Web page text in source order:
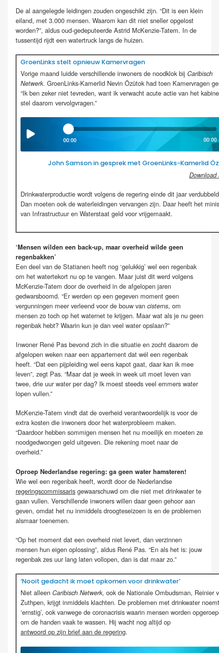
De al aangelegde leidingen zouden ongeschikt zijn. “Dit is een klein
eiland, met 3.000 mensen. Waarom kan dit niet sneller opgelost
worden?”, aldus oud-gedeputeerde Astrid McKenzie-Tatem. In de
tussentijd rijdt een watertruck langs de huizen.
GroenLinks stelt opnieuw Kamervragen
Vorige maand luidde verschillende inwoners de noodklok bij Caribisch
Netwerk. GroenLinks-Kamerlid Nevin Özütok had toen Kamervragen
“Ik ben zeker niet tevreden, want ik verwacht acute actie van het
stel daarom vervolgvragen.”
00:00 00:00
John Samson in gesprek met GroenLinks-Kamerlid
Download
Drinkwaterproductie wordt volgens de regering einde dit jaar
Dan moeten ook de waterleidingen vervangen zijn. Daar heeft het
van Infrastructuur en Waterstaat geld voor vrijgemaakt.
‘Mensen wilden een back-up, maar overheid wilde geen
regenbakken’
Een deel van de Statianen heeft nog ‘gelukkig’ wel een regenbak
om het watertekort nu op te vangen. Maar juist dit werd volgens
McKenzie-Tatem door de overheid in de afgelopen jaren
gedwarsboomd. “Er werden op een gegeven moment geen
vergunningen meer verleend voor de bouw van cisterns, om
mensen zo toch op het waternet te krijgen. Maar wat als je nu geen
regenbak hebt? Waarin kun je dan veel water opslaan?”
Inwoner René Pas bevond zich in die situatie en zocht daarom de
afgelopen weken naar een appartement dat wél een regenbak
heeft. “Dat een pijpleiding wel eens kapot gaat, daar kan ik mee
leven”, zegt Pas. “Maar dat je week in week uit moet leven van
twee, drie uur water per dag? Ik moest steeds veel emmers water
lopen vullen.”
McKenzie-Tatem vindt dat de overheid verantwoordelijk is voor de
extra kosten die inwoners door het waterprobleem maken.
“Daardoor hebben sommigen mensen het nu moeilijk en moeten ze
noodgedwongen geld uitgeven. Die rekening moet naar de
overheid.”
Oproep Nederlandse regering: ga geen water hamsteren!
Wie wel een regenbak heeft, wordt door de Nederlandse
regeringscommissaris gewaarschuwd om die niet met drinkwater te
gaan vullen. Verschillende inwoners willen daar geen gehoor aan
geven, omdat het nu inmiddels droogteseizoen is en de problemen
alsmaar toenemen.
“Op het moment dat een overheid niet levert, dan verzinnen
mensen hun eigen oplossing”, aldus René Pas. “En als het is: jouw
regenbak zes uur lang laten vollopen, dan is dat maar zo.”
‘Nooit gedacht ik moet opkomen voor drinkwater’
Niet alleen Caribisch Netwerk, ook de Nationale Ombudsman, Reinier
Zuthpen, krijgt inmiddels klachten. De problemen met drinkwater
‘ernstig’, ook vanwege de coronacrisis waarin mensen worden
om de handen vaak te wassen. Hij wacht nog altijd op
antwoord op zijn brief aan de regering.